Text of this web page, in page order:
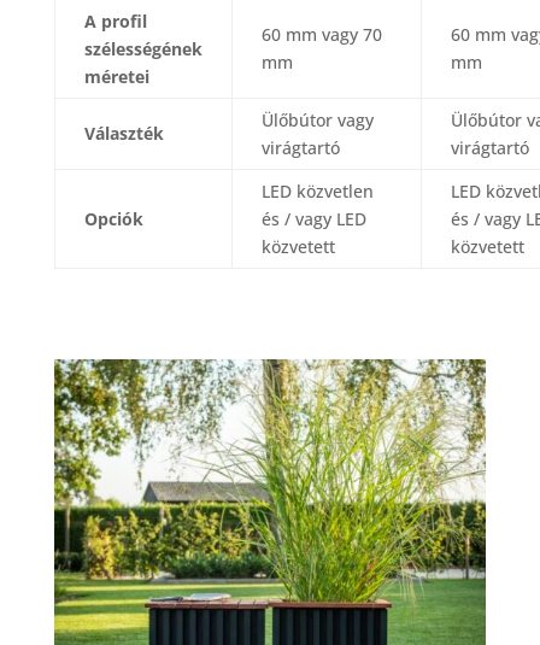
A profil
szélességének
méretei
60 mm vagy 70
mm
60 mm
mm
Választék
Ülőbútor vagy
virágtartó
Ülőbútor
virágtartó
Opciók
LED közvetlen
és / vagy LED
közvetett
LED
és / vagy
közvetett